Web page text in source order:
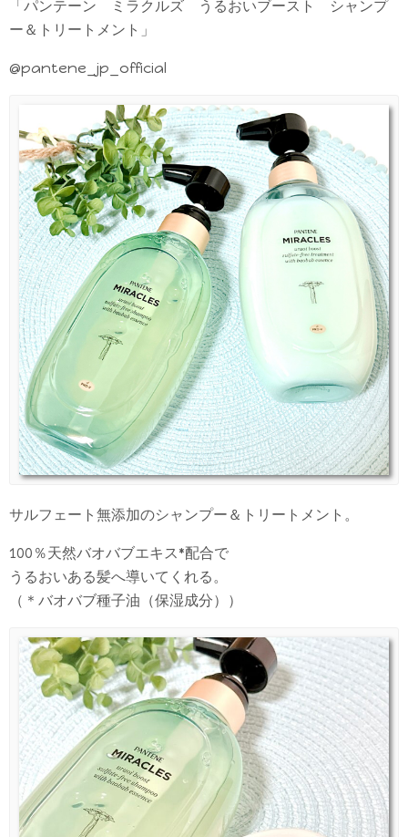
「パンテーン ミラクルズ うるおいブースト シャンプ
ー＆トリートメント」
@pantene_jp_official
サルフェート無添加のシャンプー＆トリートメント。
100％天然バオバブエキス*配合で
うるおいある髪へ導いてくれる。
（＊バオバブ種子油（保湿成分））